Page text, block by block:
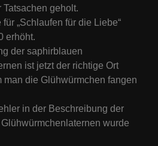
geholt.
„Schlaufen für die Liebe“
erhöht.
der saphirblauen
ist jetzt der richtige Ort
man die Glühwürmchen fangen
in der Beschreibung der
wurde